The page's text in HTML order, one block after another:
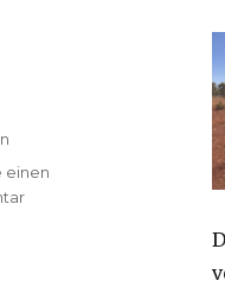
einen
zu